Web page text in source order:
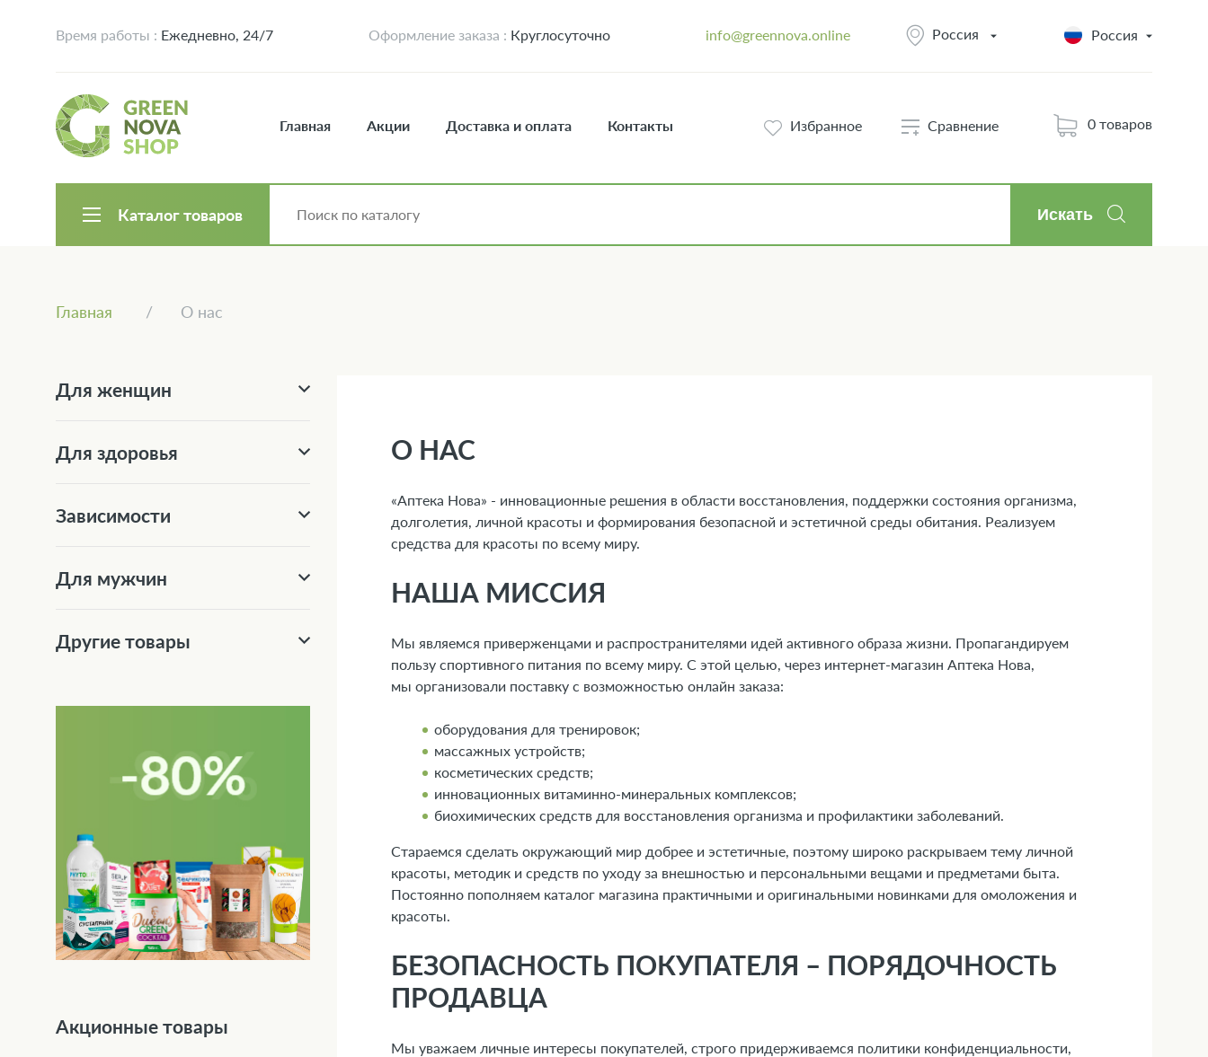
Время работы : Ежедневно, 24/7 Оформление заказа : Круглосуточно info@greennova.online Россия Россия
Главная Акции Доставка и оплата Контакты Избранное Сравнение 0 товаров
Каталог товаров Искать
Главная О нас
О НАС
«Аптека Нова» - инновационные решения в области восстановления, поддержки состояния организма,
долголетия, личной красоты и формирования безопасной и эстетичной среды обитания. Реализуем
средства для красоты по всему миру.
НАША МИССИЯ
Мы являемся приверженцами и распространителями идей активного образа жизни. Пропагандируем
пользу спортивного питания по всему миру. С этой целью, через интернет-магазин Аптека Нова,
мы организовали поставку с возможностью онлайн заказа:
оборудования для тренировок;
массажных устройств;
косметических средств;
инновационных витаминно-минеральных комплексов;
биохимических средств для восстановления организма и профилактики заболеваний.
Стараемся сделать окружающий мир добрее и эстетичные, поэтому широко раскрываем тему личной
красоты, методик и средств по уходу за внешностью и персональными вещами и предметами быта.
Постоянно пополняем каталог магазина практичными и оригинальными новинками для омоложения и
красоты.
БЕЗОПАСНОСТЬ ПОКУПАТЕЛЯ – ПОРЯДОЧНОСТЬ
ПРОДАВЦА
Мы уважаем личные интересы покупателей, строго придерживаемся политики конфиденциальности,
Для женщин
Для здоровья
Зависимости
Для мужчин
Другие товары
Акционные товары